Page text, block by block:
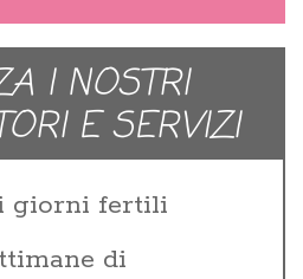
I NOSTRI
E SERVIZI
giorni fertili
di